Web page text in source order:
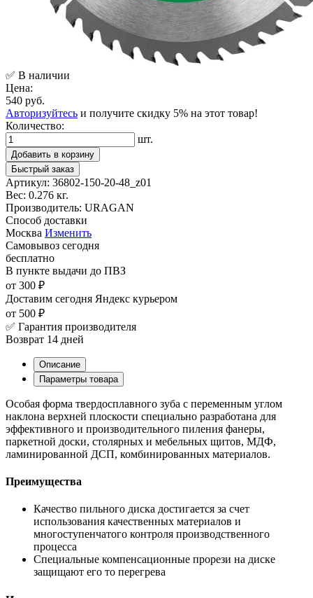
✅ В наличии
Цена:
540 руб.
Авторизуйтесь и получите скидку 5% на этот товар!
Количество:
шт.
Добавить в корзину
Быстрый заказ
Артикул: 36802-150-20-48_z01
Вес: 0.276 кг.
Производитель: URAGAN
Способ доставки
Москва Изменить
Самовывоз сегодня
бесплатно
В пункте выдачи до ПВЗ
от 300 ₽
Доставим сегодня Яндекс курьером
от 500 ₽
✅ Гарантия производителя
Возврат 14 дней
Описание
Параметры товара
Особая форма твердосплавного зуба с переменным углом
наклона верхней плоскости специально разработана для
эффективного и производительного пиления фанеры,
паркетной доски, столярных и мебельных щитов, МДФ,
ламинированной ДСП, комбинированных материалов.
Преимущества
Качество пильного диска достигается за счет
использования качественных материалов и
многоступенчатого контроля производственного
процесса
Специальные компенсационные прорези на диске
защищают его то перегрева